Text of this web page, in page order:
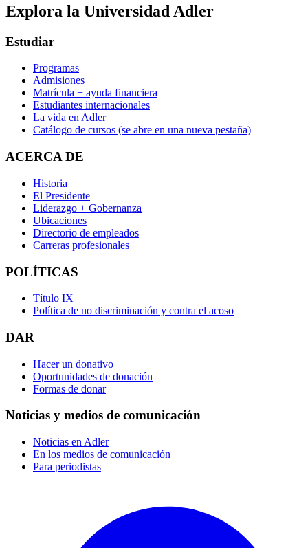
Explora la Universidad Adler
Estudiar
Programas
Admisiones
Matrícula + ayuda financiera
Estudiantes internacionales
La vida en Adler
Catálogo de cursos (se abre en una nueva pestaña)
ACERCA DE
Historia
El Presidente
Liderazgo + Gobernanza
Ubicaciones
Directorio de empleados
Carreras profesionales
POLÍTICAS
Título IX
Política de no discriminación y contra el acoso
DAR
Hacer un donativo
Oportunidades de donación
Formas de donar
Noticias y medios de comunicación
Noticias en Adler
En los medios de comunicación
Para periodistas